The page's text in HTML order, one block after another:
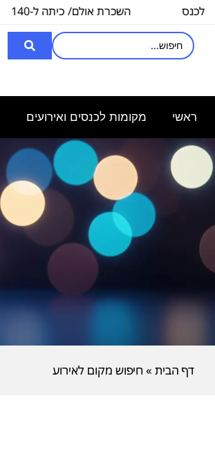
השכרת אולם/ כיתה ל-140
איש, לצורך
ראשי מקומות לכנסים ואירועים
דף הבית » חיפוש מקום לאירוע